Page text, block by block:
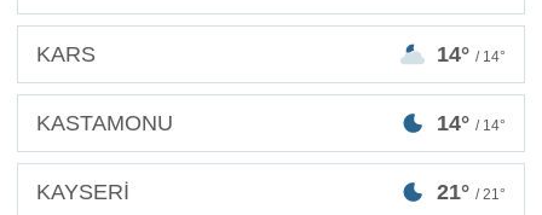
KARS 14° / 14°
KASTAMONU 14° / 14°
KAYSERİ 21° / 21°